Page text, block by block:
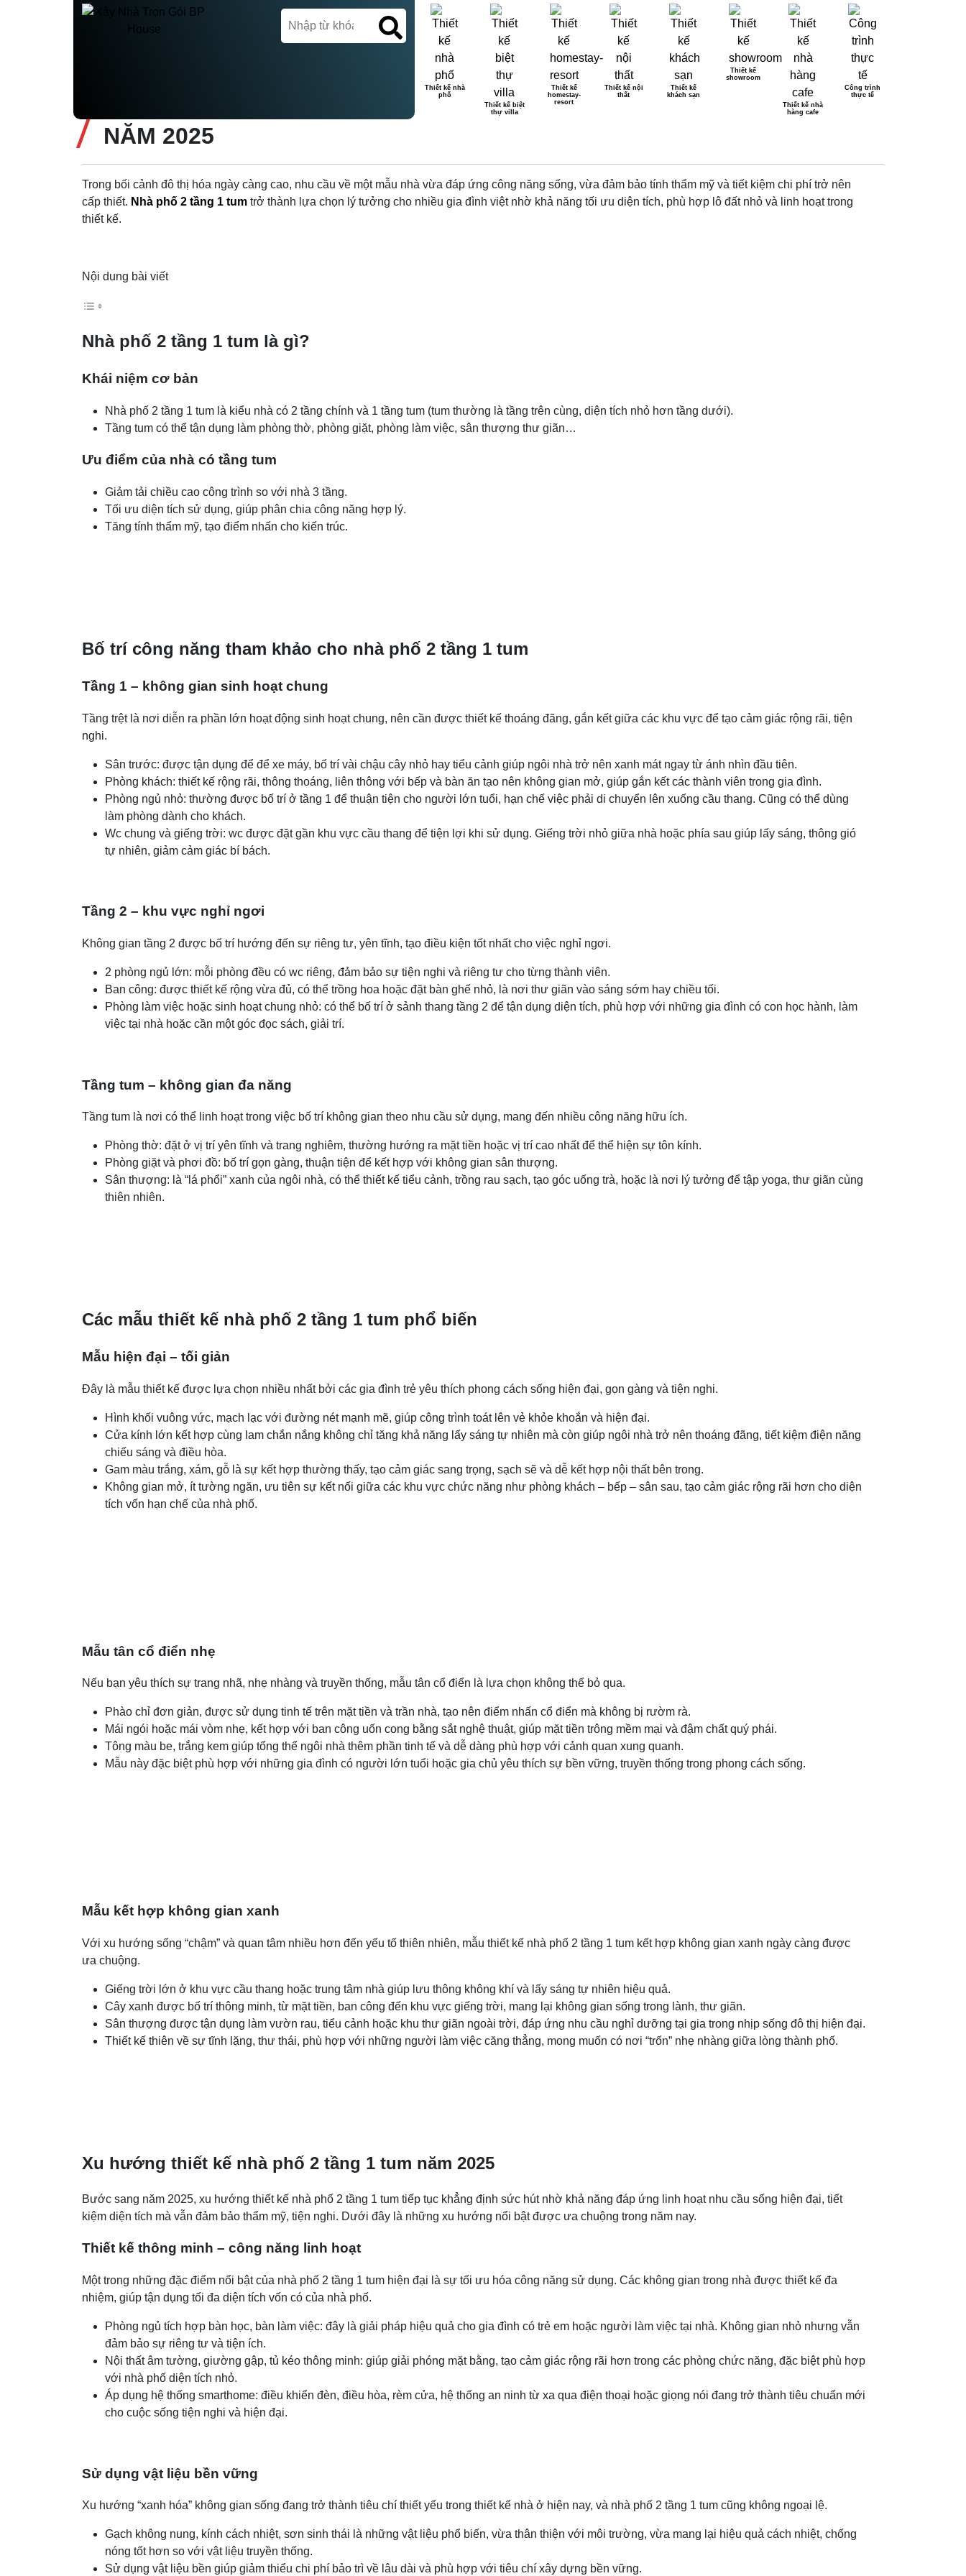
Thiết kế nhà
phố
Thiết kế biệt
thự villa
Thiết kế
homestay-
resort
Thiết kế nội
thất
Thiết kế
khách sạn
Thiết kế
showroom
Thiết kế nhà
hàng cafe
Công trình
thực tế
NHỮNG PHONG CÁCH THIẾT KẾ NHÀ PHỐ 2 TẦNG 1 TUM TRONG
NĂM 2025
Trong bối cảnh đô thị hóa ngày càng cao, nhu cầu về một mẫu nhà vừa đáp ứng công năng sống, vừa đảm bảo tính thẩm mỹ và tiết kiệm chi phí trở nên
cấp thiết. Nhà phố 2 tầng 1 tum trở thành lựa chọn lý tưởng cho nhiều gia đình việt nhờ khả năng tối ưu diện tích, phù hợp lô đất nhỏ và linh hoạt trong
thiết kế.
Nội dung bài viết
Nhà phố 2 tầng 1 tum là gì?
Khái niệm cơ bản
Nhà phố 2 tầng 1 tum là kiểu nhà có 2 tầng chính và 1 tầng tum (tum thường là tầng trên cùng, diện tích nhỏ hơn tầng dưới).
Tầng tum có thể tận dụng làm phòng thờ, phòng giặt, phòng làm việc, sân thượng thư giãn…
Ưu điểm của nhà có tầng tum
Giảm tải chiều cao công trình so với nhà 3 tầng.
Tối ưu diện tích sử dụng, giúp phân chia công năng hợp lý.
Tăng tính thẩm mỹ, tạo điểm nhấn cho kiến trúc.
Bố trí công năng tham khảo cho nhà phố 2 tầng 1 tum
Tầng 1 – không gian sinh hoạt chung
Tầng trệt là nơi diễn ra phần lớn hoạt động sinh hoạt chung, nên cần được thiết kế thoáng đãng, gắn kết giữa các khu vực để tạo cảm giác rộng rãi, tiện
nghi.
Sân trước: được tận dụng để để xe máy, bố trí vài chậu cây nhỏ hay tiểu cảnh giúp ngôi nhà trở nên xanh mát ngay từ ánh nhìn đầu tiên.
Phòng khách: thiết kế rộng rãi, thông thoáng, liên thông với bếp và bàn ăn tạo nên không gian mở, giúp gắn kết các thành viên trong gia đình.
Phòng ngủ nhỏ: thường được bố trí ở tầng 1 để thuận tiện cho người lớn tuổi, hạn chế việc phải di chuyển lên xuống cầu thang. Cũng có thể dùng
làm phòng dành cho khách.
Wc chung và giếng trời: wc được đặt gần khu vực cầu thang để tiện lợi khi sử dụng. Giếng trời nhỏ giữa nhà hoặc phía sau giúp lấy sáng, thông gió
tự nhiên, giảm cảm giác bí bách.
Tầng 2 – khu vực nghỉ ngơi
Không gian tầng 2 được bố trí hướng đến sự riêng tư, yên tĩnh, tạo điều kiện tốt nhất cho việc nghỉ ngơi.
2 phòng ngủ lớn: mỗi phòng đều có wc riêng, đảm bảo sự tiện nghi và riêng tư cho từng thành viên.
Ban công: được thiết kế rộng vừa đủ, có thể trồng hoa hoặc đặt bàn ghế nhỏ, là nơi thư giãn vào sáng sớm hay chiều tối.
Phòng làm việc hoặc sinh hoạt chung nhỏ: có thể bố trí ở sảnh thang tầng 2 để tận dụng diện tích, phù hợp với những gia đình có con học hành, làm
việc tại nhà hoặc cần một góc đọc sách, giải trí.
Tầng tum – không gian đa năng
Tầng tum là nơi có thể linh hoạt trong việc bố trí không gian theo nhu cầu sử dụng, mang đến nhiều công năng hữu ích.
Phòng thờ: đặt ở vị trí yên tĩnh và trang nghiêm, thường hướng ra mặt tiền hoặc vị trí cao nhất để thể hiện sự tôn kính.
Phòng giặt và phơi đồ: bố trí gọn gàng, thuận tiện để kết hợp với không gian sân thượng.
Sân thượng: là “lá phổi” xanh của ngôi nhà, có thể thiết kế tiểu cảnh, trồng rau sạch, tạo góc uống trà, hoặc là nơi lý tưởng để tập yoga, thư giãn cùng
thiên nhiên.
Các mẫu thiết kế nhà phố 2 tầng 1 tum phổ biến
Mẫu hiện đại – tối giản
Đây là mẫu thiết kế được lựa chọn nhiều nhất bởi các gia đình trẻ yêu thích phong cách sống hiện đại, gọn gàng và tiện nghi.
Hình khối vuông vức, mạch lạc với đường nét mạnh mẽ, giúp công trình toát lên vẻ khỏe khoắn và hiện đại.
Cửa kính lớn kết hợp cùng lam chắn nắng không chỉ tăng khả năng lấy sáng tự nhiên mà còn giúp ngôi nhà trở nên thoáng đãng, tiết kiệm điện năng
chiếu sáng và điều hòa.
Gam màu trắng, xám, gỗ là sự kết hợp thường thấy, tạo cảm giác sang trọng, sạch sẽ và dễ kết hợp nội thất bên trong.
Không gian mở, ít tường ngăn, ưu tiên sự kết nối giữa các khu vực chức năng như phòng khách – bếp – sân sau, tạo cảm giác rộng rãi hơn cho diện
tích vốn hạn chế của nhà phố.
Mẫu tân cổ điển nhẹ
Nếu bạn yêu thích sự trang nhã, nhẹ nhàng và truyền thống, mẫu tân cổ điển là lựa chọn không thể bỏ qua.
Phào chỉ đơn giản, được sử dụng tinh tế trên mặt tiền và trần nhà, tạo nên điểm nhấn cổ điển mà không bị rườm rà.
Mái ngói hoặc mái vòm nhẹ, kết hợp với ban công uốn cong bằng sắt nghệ thuật, giúp mặt tiền trông mềm mại và đậm chất quý phái.
Tông màu be, trắng kem giúp tổng thể ngôi nhà thêm phần tinh tế và dễ dàng phù hợp với cảnh quan xung quanh.
Mẫu này đặc biệt phù hợp với những gia đình có người lớn tuổi hoặc gia chủ yêu thích sự bền vững, truyền thống trong phong cách sống.
Mẫu kết hợp không gian xanh
Với xu hướng sống “chậm” và quan tâm nhiều hơn đến yếu tố thiên nhiên, mẫu thiết kế nhà phố 2 tầng 1 tum kết hợp không gian xanh ngày càng được
ưa chuộng.
Giếng trời lớn ở khu vực cầu thang hoặc trung tâm nhà giúp lưu thông không khí và lấy sáng tự nhiên hiệu quả.
Cây xanh được bố trí thông minh, từ mặt tiền, ban công đến khu vực giếng trời, mang lại không gian sống trong lành, thư giãn.
Sân thượng được tận dụng làm vườn rau, tiểu cảnh hoặc khu thư giãn ngoài trời, đáp ứng nhu cầu nghỉ dưỡng tại gia trong nhịp sống đô thị hiện đại.
Thiết kế thiên về sự tĩnh lặng, thư thái, phù hợp với những người làm việc căng thẳng, mong muốn có nơi “trốn” nhẹ nhàng giữa lòng thành phố.
Xu hướng thiết kế nhà phố 2 tầng 1 tum năm 2025
Bước sang năm 2025, xu hướng thiết kế nhà phố 2 tầng 1 tum tiếp tục khẳng định sức hút nhờ khả năng đáp ứng linh hoạt nhu cầu sống hiện đại, tiết
kiệm diện tích mà vẫn đảm bảo thẩm mỹ, tiện nghi. Dưới đây là những xu hướng nổi bật được ưa chuộng trong năm nay.
Thiết kế thông minh – công năng linh hoạt
Một trong những đặc điểm nổi bật của nhà phố 2 tầng 1 tum hiện đại là sự tối ưu hóa công năng sử dụng. Các không gian trong nhà được thiết kế đa
nhiệm, giúp tận dụng tối đa diện tích vốn có của nhà phố.
Phòng ngủ tích hợp bàn học, bàn làm việc: đây là giải pháp hiệu quả cho gia đình có trẻ em hoặc người làm việc tại nhà. Không gian nhỏ nhưng vẫn
đảm bảo sự riêng tư và tiện ích.
Nội thất âm tường, giường gập, tủ kéo thông minh: giúp giải phóng mặt bằng, tạo cảm giác rộng rãi hơn trong các phòng chức năng, đặc biệt phù hợp
với nhà phố diện tích nhỏ.
Áp dụng hệ thống smarthome: điều khiển đèn, điều hòa, rèm cửa, hệ thống an ninh từ xa qua điện thoại hoặc giọng nói đang trở thành tiêu chuẩn mới
cho cuộc sống tiện nghi và hiện đại.
Sử dụng vật liệu bền vững
Xu hướng “xanh hóa” không gian sống đang trở thành tiêu chí thiết yếu trong thiết kế nhà ở hiện nay, và nhà phố 2 tầng 1 tum cũng không ngoại lệ.
Gạch không nung, kính cách nhiệt, sơn sinh thái là những vật liệu phổ biến, vừa thân thiện với môi trường, vừa mang lại hiệu quả cách nhiệt, chống
nóng tốt hơn so với vật liệu truyền thống.
Sử dụng vật liệu bền giúp giảm thiểu chi phí bảo trì về lâu dài và phù hợp với tiêu chí xây dựng bền vững.